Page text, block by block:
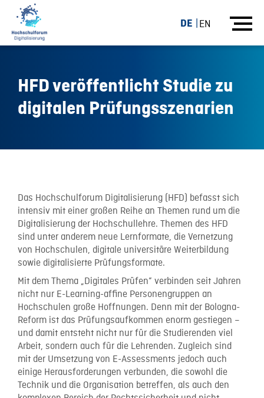
DE EN
HFD veröffentlicht Studie zu
digitalen Prüfungsszenarien
Das Hochschulforum Digitalisierung (HFD) befasst sich
intensiv mit einer großen Reihe an Themen rund um die
Digitalisierung der Hochschullehre. Themen des HFD
sind unter anderem neue Lernformate, die Vernetzung
von Hochschulen, digitale universitäre Weiterbildung
sowie digitalisierte Prüfungsformate.
Mit dem Thema „Digitales Prüfen” verbinden seit Jahren
nicht nur E-Learning-affine Personengruppen an
Hochschulen große Hoffnungen. Denn mit der Bologna-
Reform ist das Prüfungsaufkommen enorm gestiegen –
und damit entsteht nicht nur für die Studierenden viel
Arbeit, sondern auch für die Lehrenden. Zugleich sind
mit der Umsetzung von E-Assessments jedoch auch
einige Herausforderungen verbunden, die sowohl die
Technik und die Organisation betreffen, als auch den